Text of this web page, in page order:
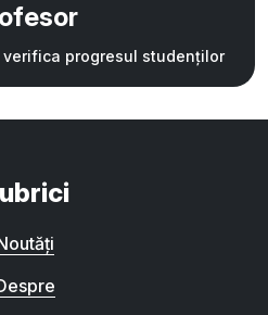
progresul studenților